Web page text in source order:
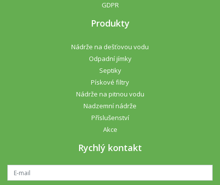
GDPR
Produkty
Nádrže na dešťovou vodu
Odpadní jímky
Septiky
Pískové filtry
Nádrže na pitnou vodu
Nadzemní nádrže
Příslušenství
Akce
Rychlý kontakt